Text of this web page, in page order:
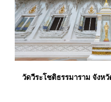
ฉะเชิงเทราอีกด้วย
วัดวีระโชติธรรมาราม จังหวั